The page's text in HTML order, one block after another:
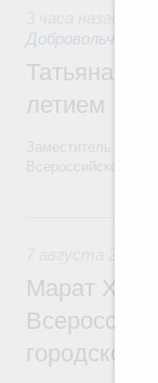
Татьяна
летием
Заместитель
Всероссийского
Марат
городской